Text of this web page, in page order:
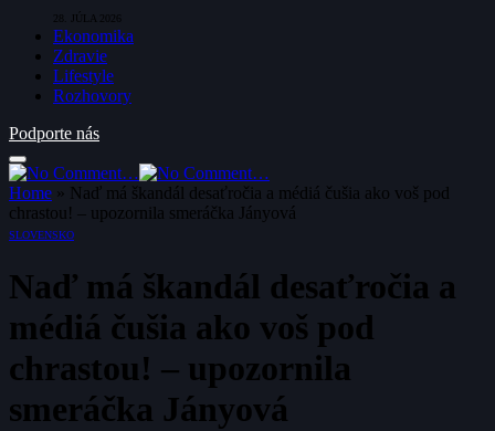
28. JÚLA 2026
Ekonomika
Zdravie
Lifestyle
Rozhovory
Podporte nás
Home » Naď má škandál desaťročia a médiá čušia ako voš pod
chrastou! – upozornila smeráčka Jányová
SLOVENSKO
Naď má škandál desaťročia a
médiá čušia ako voš pod
chrastou! – upozornila
smeráčka Jányová